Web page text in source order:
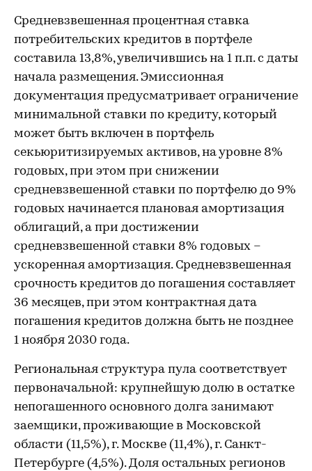
Средневзвешенная процентная ставка
потребительских кредитов в портфеле
составила 13,8%, увеличившись на 1 п.п. с даты
начала размещения. Эмиссионная
документация предусматривает ограничение
минимальной ставки по кредиту, который
может быть включен в портфель
секьюритизируемых активов, на уровне 8%
годовых, при этом при снижении
средневзвешенной ставки по портфелю до 9%
годовых начинается плановая амортизация
облигаций, а при достижении
средневзвешенной ставки 8% годовых –
ускоренная амортизация. Средневзвешенная
срочность кредитов до погашения составляет
36 месяцев, при этом контрактная дата
погашения кредитов должна быть не позднее
1 ноября 2030 года.
Региональная структура пула соответствует
первоначальной: крупнейшую долю в остатке
непогашенного основного долга занимают
заемщики, проживающие в Московской
области (11,5%), г. Москве (11,4%), г. Санкт-
Петербурге (4,5%). Доля остальных регионов